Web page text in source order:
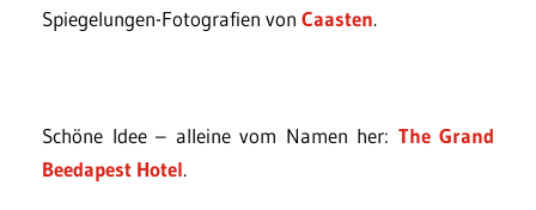
Spiegelungen-Fotografien von Caasten.
Schöne Idee – alleine vom Namen her: The Grand
Beedapest Hotel.